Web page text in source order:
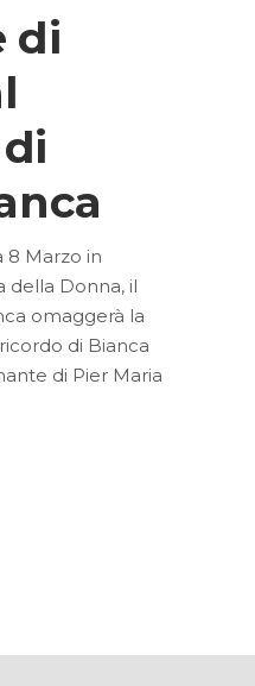
di
8 Marzo in
della Donna, il
omaggerà la
di Bianca
di Pier Maria